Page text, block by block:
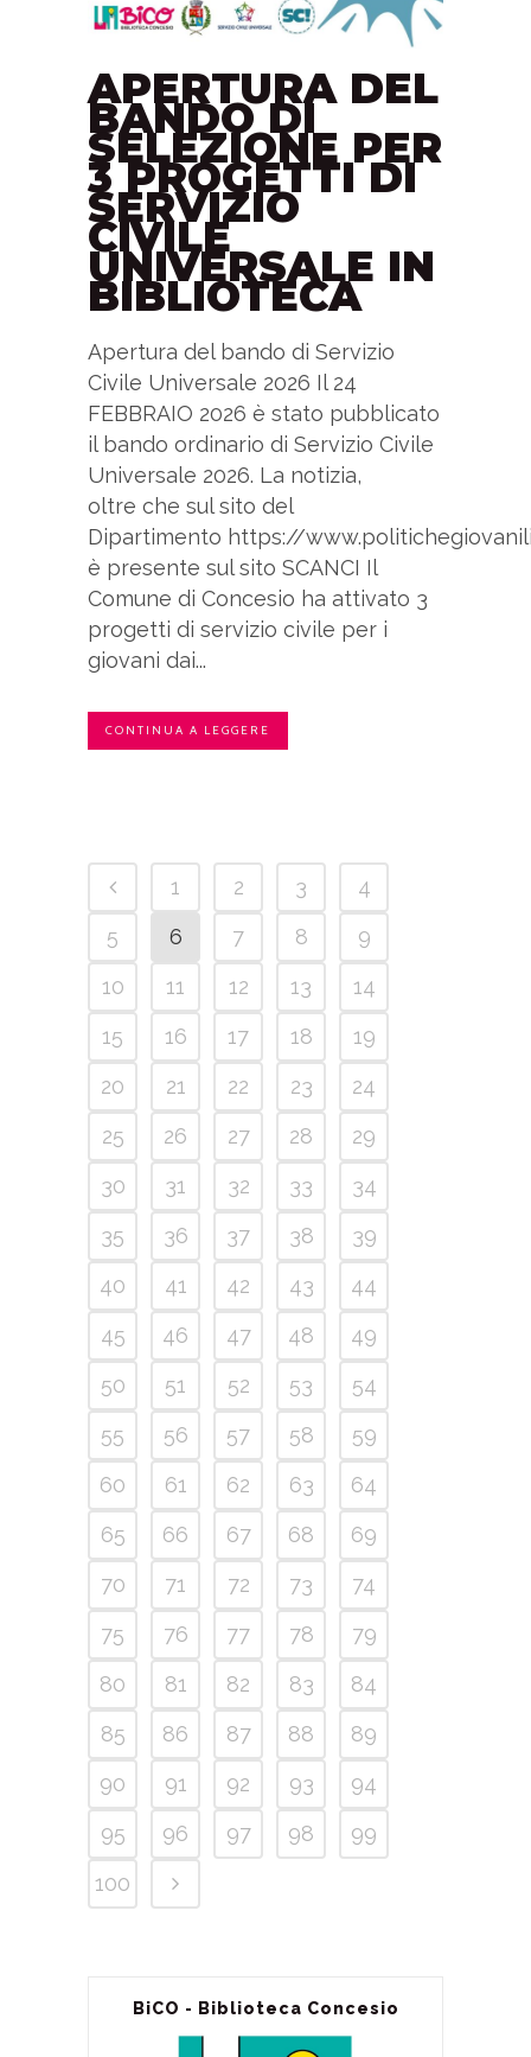
APERTURA DEL
BANDO DI
SELEZIONE PER
3 PROGETTI DI
SERVIZIO
CIVILE
UNIVERSALE IN
BIBLIOTECA
Apertura del bando di Servizio
Civile Universale 2026 Il 24
FEBBRAIO 2026 è stato pubblicato
il bando ordinario di Servizio Civile
Universale 2026. La notizia,
oltre che sul sito del
Dipartimento https://
è presente sul sito SCANCI Il
Comune di Concesio ha attivato 3
progetti di servizio civile per i
giovani dai...
CONTINUA A LEGGERE
1 2 3
4
5
6 7 8
9
10
11 12 13
14
15
16 17 18
19
20
21 22 23
24
25
26 27 28
29
30
31 32 33
34
35
36 37 38
39
40
41 42 43
44
45
46 47 48
49
50
51 52 53
54
55
56 57 58
59
60
61 62 63
64
65
66 67 68
69
70
71 72 73
74
75
76 77 78
79
80
81 82 83
84
85
86 87 88
89
90
91 92 93
94
95
96 97 98
99
100
BiCO - Biblioteca Concesio